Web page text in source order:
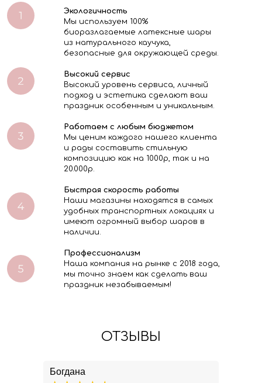
Экологичность
Мы используем 100%
биоразлагаемые латексные шары
из натурального каучука,
безопасные для окружающей среды.
Высокий сервис
Высокий уровень сервиса, личный
подход и эстетика сделают ваш
праздник особенным и уникальным.
Работаем с любым бюджетом
Мы ценим каждого нашего клиента
и рады составить стильную
композицию как на 1000р, так и на
20.000р.
Быстрая скорость работы
Наши магазины находятся в самых
удобных транспортных локациях и
имеют огромный выбор шаров в
наличии.
Профессионализм
Наша компания на рынке с 2018 года,
мы точно знаем как сделать ваш
праздник незабываемым!
ОТЗЫВЫ
Богдана